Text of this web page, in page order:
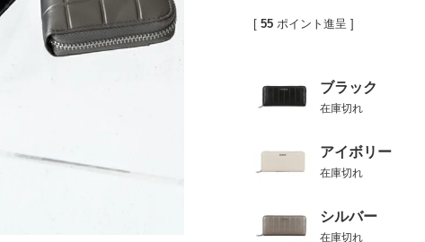
[ 55 ポイント進呈 ]
ブラック
在庫切れ
アイボリー
在庫切れ
シルバー
在庫切れ